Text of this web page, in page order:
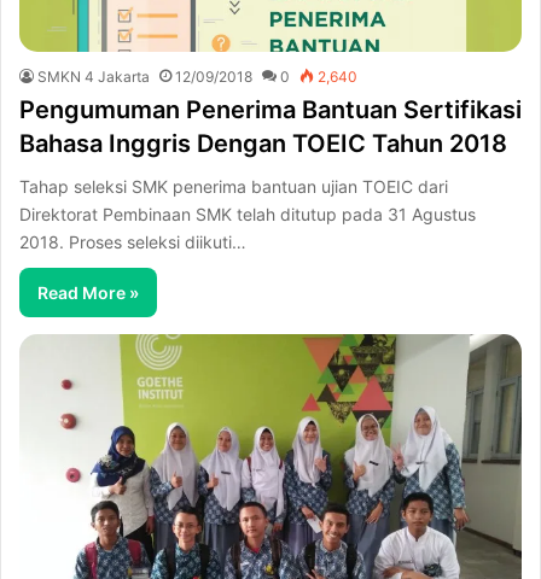
SMKN 4 Jakarta 12/09/2018 0 2,640
Pengumuman Penerima Bantuan Sertifikasi
Bahasa Inggris Dengan TOEIC Tahun 2018
Tahap seleksi SMK penerima bantuan ujian TOEIC dari
Direktorat Pembinaan SMK telah ditutup pada 31 Agustus
2018. Proses seleksi diikuti…
Read More »